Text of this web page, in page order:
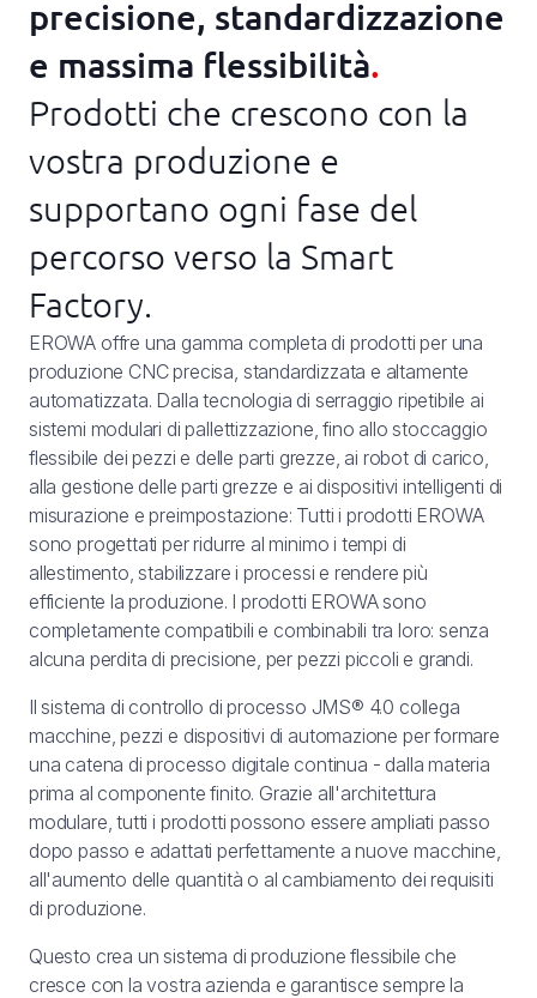
Chi siamo
Aziende
News
Assistenza tecnica
precisione, standardizzazione
e massima flessibilità.
Prodotti che crescono con la
vostra produzione e
supportano ogni fase del
percorso verso la Smart
Factory.
EROWA offre una gamma completa di prodotti per una
produzione CNC precisa, standardizzata e altamente
automatizzata. Dalla tecnologia di serraggio ripetibile ai
sistemi modulari di pallettizzazione, fino allo stoccaggio
flessibile dei pezzi e delle parti grezze, ai robot di carico,
alla gestione delle parti grezze e ai dispositivi intelligenti di
misurazione e preimpostazione: Tutti i prodotti EROWA
sono progettati per ridurre al minimo i tempi di
allestimento, stabilizzare i processi e rendere più
efficiente la produzione. I prodotti EROWA sono
completamente compatibili e combinabili tra loro: senza
alcuna perdita di precisione, per pezzi piccoli e grandi.
Il sistema di controllo di processo JMS® 4.0 collega
macchine, pezzi e dispositivi di automazione per formare
una catena di processo digitale continua - dalla materia
prima al componente finito. Grazie all'architettura
modulare, tutti i prodotti possono essere ampliati passo
dopo passo e adattati perfettamente a nuove macchine,
all'aumento delle quantità o al cambiamento dei requisiti
di produzione.
Questo crea un sistema di produzione flessibile che
cresce con la vostra azienda e garantisce sempre la